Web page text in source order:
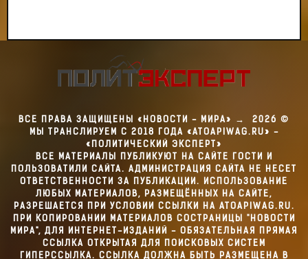
ВСЕ ПРАВА ЗАЩИЩЕНЫ «НОВОСТИ - МИРА» → 2026 ©
МЫ ТРАНСЛИРУЕМ С 2018 ГОДА «ATOAPIWAG.RU» -
«ПОЛИТИЧЕСКИЙ ЭКСПЕРТ»
ВСЕ МАТЕРИАЛЫ ПУБЛИКУЮТ НА САЙТЕ ГОСТИ И
ПОЛЬЗОВАТИЛИ САЙТА. АДМИНИСТРАЦИЯ САЙТА НЕ НЕСЕТ
ОТВЕТСТВЕННОСТИ ЗА ПУБЛИКАЦИИ. ИСПОЛЬЗОВАНИЕ
ЛЮБЫХ МАТЕРИАЛОВ, РАЗМЕЩЁННЫХ НА САЙТЕ,
РАЗРЕШАЕТСЯ ПРИ УСЛОВИИ ССЫЛКИ НА ATOAPIWAG.RU.
ПРИ КОПИРОВАНИИ МАТЕРИАЛОВ СОСТРАНИЦЫ "НОВОСТИ
МИРА", ДЛЯ ИНТЕРНЕТ-ИЗДАНИЙ - ОБЯЗАТЕЛЬНАЯ ПРЯМАЯ
ССЫЛКА ОТКРЫТАЯ ДЛЯ ПОИСКОВЫХ СИСТЕМ
ГИПЕРССЫЛКА. ССЫЛКА ДОЛЖНА БЫТЬ РАЗМЕЩЕНА В